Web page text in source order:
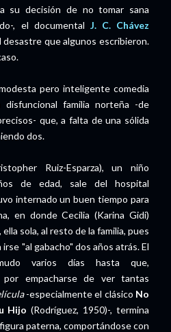
su decisión de no tomar sana
, el documental J. C. Chávez
desastre que algunos escribieron.
pero inteligente comedia
disfuncional familia norteña -de
que, a falta de una sólida
dos.
Ruiz-Esparza), un niño
de edad, sale del hospital
internado un buen tiempo para
en donde Cecilia (Karina Gidi)
sola, al resto de la familia, pues
"al gabacho" dos años atrás. El
varios días hasta que,
por empacharse de ver tantas
-especialmente el clásico No
Hijo (Rodríguez, 1950)-, termina
paterna, comportándose con